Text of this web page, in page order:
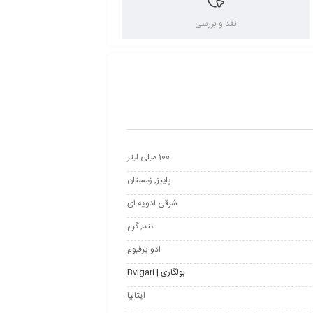
نقد و بررسی
100 میلی لیتر
پاییز, زمستان
شرقی ادویه ای
تند, گرم
ادو پرفیوم
بولگاری | Bvlgari
ایتالیا